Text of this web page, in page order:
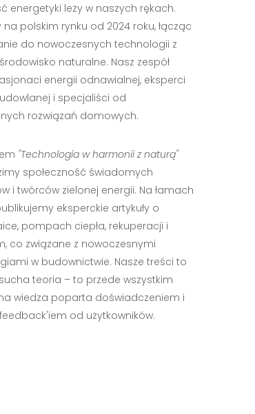
energetyki leży w naszych rękach.
na polskim rynku od 2024 roku, łącząc
do nowoczesnych technologii z
naturalne. Nasz zespół
energii odnawialnej, eksperci
i specjaliści od
rozwiązań domowych.
"Technologia w harmonii z naturą"
społeczność świadomych
i twórców zielonej energii. Na łamach
eksperckie artykuły o
pompach ciepła, rekuperacji i
co związane z nowoczesnymi
w budownictwie. Nasze treści to
teoria – to przede wszystkim
wiedza poparta doświadczeniem i
od użytkowników.